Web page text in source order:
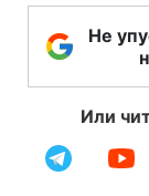
Не
Или